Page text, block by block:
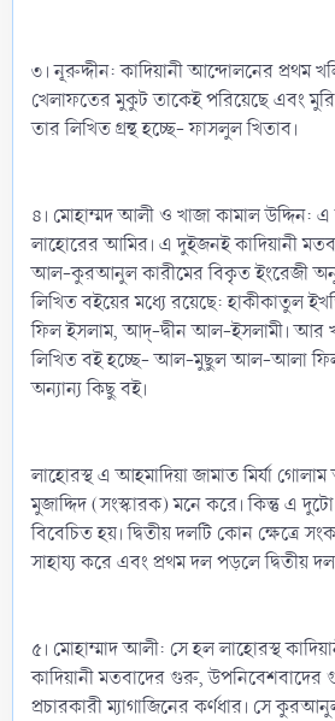
৩। নূরুদ্দীন: কাদিয়ানী আন্দোলনের প্রথম
খেলাফতের মুকুট তাকেই পরিয়েছে এবং
তার লিখিত গ্রন্থ হচ্ছে- ফাসলুল খিতাব।
৪। মোহাম্মদ আলী ও খাজা কামাল উদ্দিন: এ
লাহোরের আমির। এ দুইজনই কাদিয়ানী
আল-কুরআনুল কারীমের বিকৃত ইংরেজী
লিখিত বইয়ের মধ্যে রয়েছে: হাকীকাতুল
ফিল ইসলাম, আদ্‌-দ্বীন আল-ইসলামী। আর
লিখিত বই হচ্ছে- আল-মুছুল আল-আলা ফিল
অন্যান্য কিছু বই।
লাহোরস্থ এ আহমাদিয়া জামাত মির্যা
মুজাদ্দিদ (সংস্কারক) মনে করে। কিন্তু এ
বিবেচিত হয়। দ্বিতীয় দলটি কোন ক্ষেত্রে
সাহায্য করে এবং প্রথম দল পড়লে দ্বিতীয়
৫। মোহাম্মাদ আলী: সে হল লাহোরস্থ
কাদিয়ানী মতবাদের গুরু, উপনিবেশবাদের
প্রচারকারী ম্যাগাজিনের কর্ণধার। সে